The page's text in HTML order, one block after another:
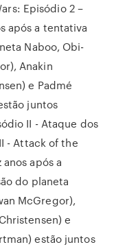
Episódio 2 –
após a tentativa
Naboo, Obi-
Anakin
e Padmé
juntos
II - Ataque dos
- Attack of the
após a
do planeta
McGregor),
e
estão juntos